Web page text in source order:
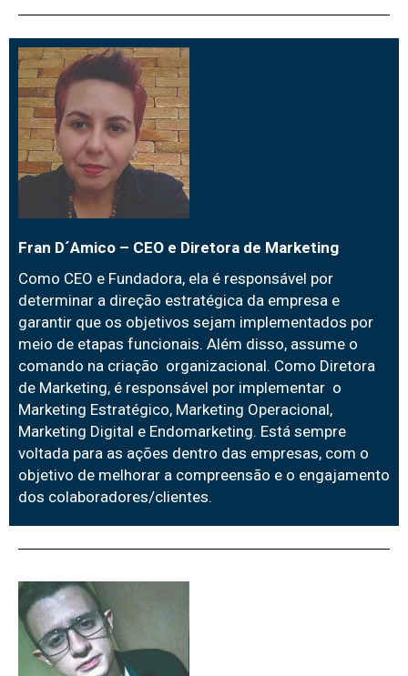
Fran D´Amico – CEO e Diretora de Marketing
Como CEO e Fundadora, ela é responsável por
determinar a direção estratégica da empresa e
garantir que os objetivos sejam implementados por
meio de etapas funcionais. Além disso, assume o
comando na criação organizacional. Como Diretora
de Marketing, é responsável por implementar o
Marketing Estratégico, Marketing Operacional,
Marketing Digital e Endomarketing. Está sempre
voltada para as ações dentro das empresas, com o
objetivo de melhorar a compreensão e o engajamento
dos colaboradores/clientes.